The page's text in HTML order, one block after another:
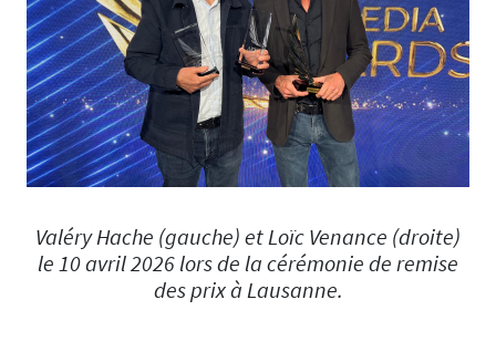
Valéry Hache (gauche) et Loïc Venance (droite)
le 10 avril 2026 lors de la cérémonie de remise
des prix à Lausanne.